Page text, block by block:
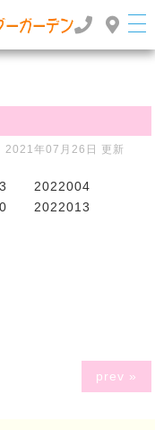
2021年07月26日 更新
2022004
2022013
prev »